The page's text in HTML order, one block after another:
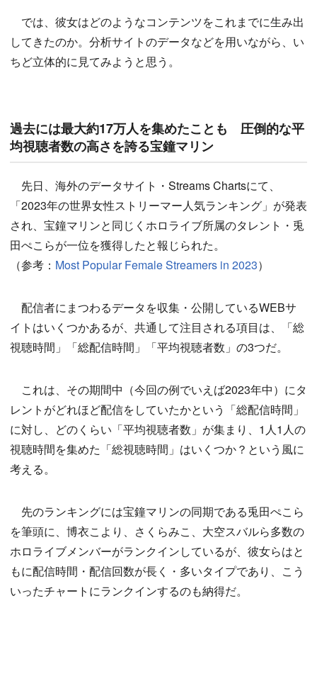
では、彼女はどのようなコンテンツをこれまでに生み出
してきたのか。分析サイトのデータなどを用いながら、い
ちど立体的に見てみようと思う。
過去には最大約17万人を集めたことも 圧倒的な平
均視聴者数の高さを誇る宝鐘マリン
先日、海外のデータサイト・Streams Chartsにて、
「2023年の世界女性ストリーマー人気ランキング」が発表
され、宝鐘マリンと同じくホロライブ所属のタレント・兎
田ぺこらが一位を獲得したと報じられた。
（参考： Most Popular Female Streamers in 2023）
配信者にまつわるデータを収集・公開しているWEBサ
イトはいくつかあるが、共通して注目される項目は、「総
視聴時間」「総配信時間」「平均視聴者数」の3つだ。
これは、その期間中（今回の例でいえば2023年中）にタ
レントがどれほど配信をしていたかという「総配信時間」
に対し、どのくらい「平均視聴者数」が集まり、1人1人の
視聴時間を集めた「総視聴時間」はいくつか？という風に
考える。
先のランキングには宝鐘マリンの同期である兎田ぺこら
を筆頭に、博衣こより、さくらみこ、大空スバルら多数の
ホロライブメンバーがランクインしているが、彼女らはと
もに配信時間・配信回数が長く・多いタイプであり、こう
いったチャートにランクインするのも納得だ。